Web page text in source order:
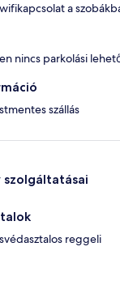
a
nincs parkolási
szállás
szolgáltatásai
reggeli